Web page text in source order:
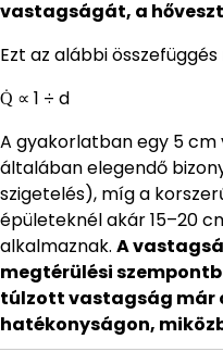
vastagságát, a
Ezt az alábbi
Q̇ ∝ 1 ÷ d
A gyakorlatban egy 5
általában elegendő
szigetelés), míg a
épületeknél akár 15–20
alkalmaznak. A
megtérülési
túlzott vastagság már
hatékonyságon,